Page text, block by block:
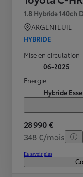
1.8 Hybride 140ch
ARGENTEUIL
HYBRIDE
Mise en circulation
06-2025
Energie
Hybride
28 990 €
348 €/mois
En savoir plus